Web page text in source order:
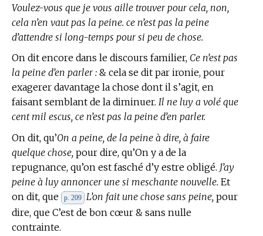
Voulez-vous que je vous aille trouver pour cela, non,
cela n’en vaut pas la peine. ce n’est pas la peine
d’attendre si long-temps pour si peu de chose.
On dit encore dans le discours familier, Ce n’est pas
la peine d’en parler : & cela se dit par ironie, pour
exagerer davantage la chose dont il s’agit, en
faisant semblant de la diminuer. Il ne luy a volé que
cent mil escus, ce n’est pas la peine d’en parler.
On dit, qu’On a peine, de la peine à dire, à faire
quelque chose, pour dire, qu’On y a de la
repugnance, qu’on est fasché d’y estre obligé. J’ay
peine à luy annoncer une si meschante nouvelle. Et
on dit, que
p. 209 L’on fait une chose sans peine, pour
dire, que C’est de bon cœur & sans nulle
contrainte.